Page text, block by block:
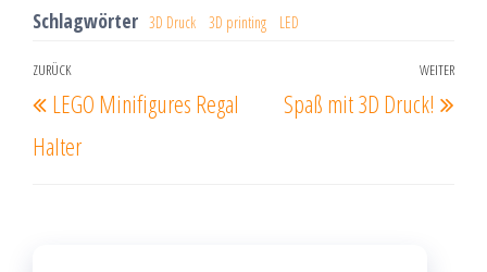
Schlagwörter 3D Druck 3D printing LED
Beitragsnavigation
Vorheriger
Beitrag
ZURÜCK
LEGO Minifigures Regal
Halter
WEITER
Spaß mit 3D Druck!